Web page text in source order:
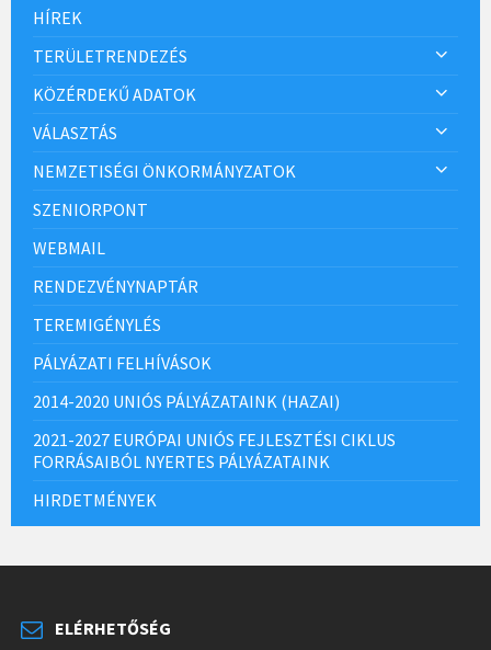
HÍREK
TERÜLETRENDEZÉS
KÖZÉRDEKŰ ADATOK
VÁLASZTÁS
NEMZETISÉGI ÖNKORMÁNYZATOK
SZENIORPONT
WEBMAIL
RENDEZVÉNYNAPTÁR
TEREMIGÉNYLÉS
PÁLYÁZATI FELHÍVÁSOK
2014-2020 UNIÓS PÁLYÁZATAINK (HAZAI)
2021-2027 EURÓPAI UNIÓS FEJLESZTÉSI CIKLUS
FORRÁSAIBÓL NYERTES PÁLYÁZATAINK
HIRDETMÉNYEK
ELÉRHETŐSÉG